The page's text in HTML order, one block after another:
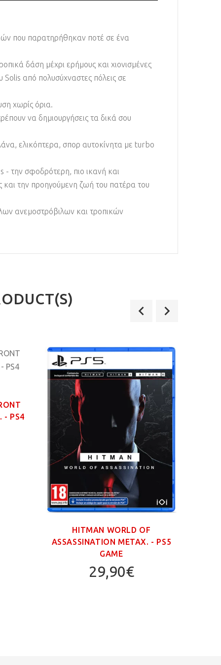
που παρατηρήθηκαν ποτέ σε ένα
δάση μέχρι ερήμους και χιονισμένες
από πολυσύχναστες πόλεις σε
χωρίς όρια.
να δημιουργήσεις τα δικά σου
ελικόπτερα, σπορ αυτοκίνητα με turbo
- την σφοδρότερη, πιο ικανή και
την προηγούμενη ζωή του πατέρα του
ανεμοστρόβιλων και τροπικών
- PS4
HITMAN WORLD OF
ASSASSINATION ΜΕΤΑΧ. - PS5
GAME
29,90€